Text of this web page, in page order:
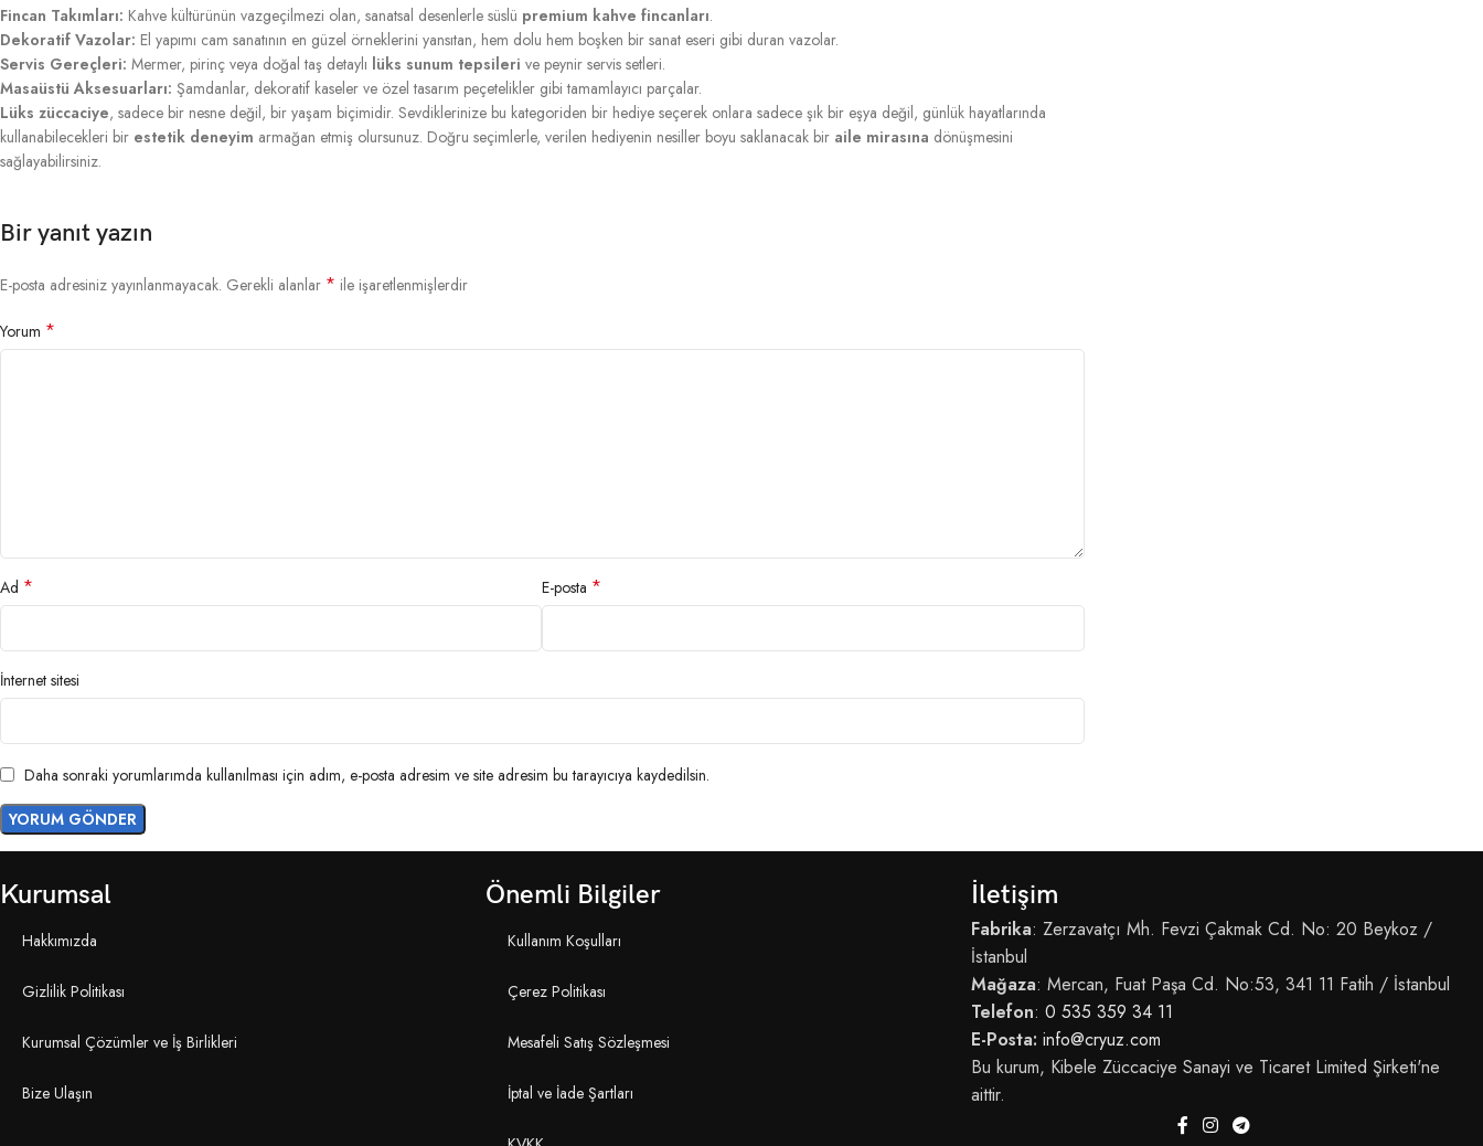
Fincan Takımları: Kahve kültürünün vazgeçilmezi olan, sanatsal desenlerle süslü premium kahve fincanları.
Dekoratif Vazolar: El yapımı cam sanatının en güzel örneklerini yansıtan, hem dolu hem boşken bir sanat eseri gibi duran vazolar.
Servis Gereçleri: Mermer, pirinç veya doğal taş detaylı lüks sunum tepsileri ve peynir servis setleri.
Masaüstü Aksesuarları: Şamdanlar, dekoratif kaseler ve özel tasarım peçetelikler gibi tamamlayıcı parçalar.
Lüks züccaciye, sadece bir nesne değil, bir yaşam biçimidir. Sevdiklerinize bu kategoriden bir hediye seçerek onlara sadece şık bir eşya değil, günlük hayatlarında
kullanabilecekleri bir estetik deneyim armağan etmiş olursunuz. Doğru seçimlerle, verilen hediyenin nesiller boyu saklanacak bir aile mirasına dönüşmesini
sağlayabilirsiniz.
Bir yanıt yazın
E-posta adresiniz yayınlanmayacak. Gerekli alanlar * ile işaretlenmişlerdir
Yorum *
Ad * E-posta *
İnternet sitesi
Daha sonraki yorumlarımda kullanılması için adım, e-posta adresim ve site adresim bu tarayıcıya kaydedilsin.
Kurumsal Önemli Bilgiler İletişim
Hakkımızda
Gizlilik Politikası
Kurumsal Çözümler ve İş Birlikleri
Bize Ulaşın
Kullanım Koşulları
Çerez Politikası
Mesafeli Satış Sözleşmesi
İptal ve İade Şartları
Fabrika: Zerzavatçı Mh. Fevzi Çakmak Cd. No: 20 Beykoz /
İstanbul
Mağaza: Mercan, Fuat Paşa Cd. No:53, 341 11 Fatih / İstanbul
Telefon: 0 535 359 34 11
E-Posta: info@cryuz.com
Bu kurum, Kibele Züccaciye Sanayi ve Ticaret Limited Şirketi'ne
aittir.